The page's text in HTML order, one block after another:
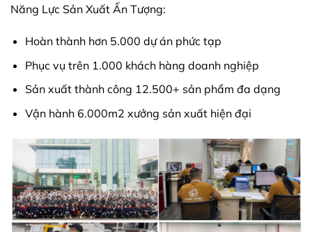
Năng Lực Sản Xuất Ấn Tượng:
Hoàn thành hơn 5.000 dự án phức tạp
Phục vụ trên 1.000 khách hàng doanh nghiệp
Sản xuất thành công 12.500+ sản phẩm đa dạng
Vận hành 6.000m2 xưởng sản xuất hiện đại